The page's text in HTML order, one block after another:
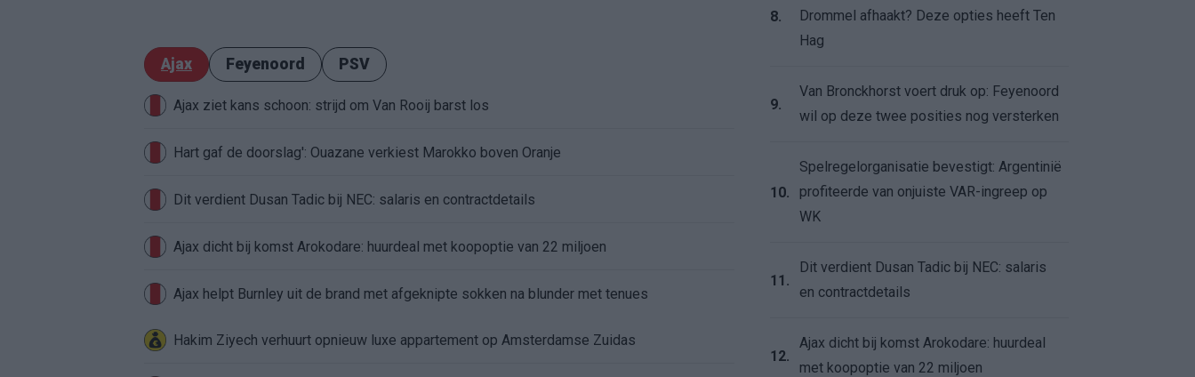
Ajax Feyenoord PSV
Ajax ziet kans schoon: strijd om Van Rooij barst los
Hart gaf de doorslag': Ouazane verkiest Marokko boven Oranje
Dit verdient Dusan Tadic bij NEC: salaris en contractdetails
Ajax dicht bij komst Arokodare: huurdeal met koopoptie van 22 miljoen
Ajax helpt Burnley uit de brand met afgeknipte sokken na blunder met tenues
Hakim Ziyech verhuurt opnieuw luxe appartement op Amsterdamse Zuidas
8.
Drommel afhaakt? Deze opties heeft Ten
Hag
9.
Van Bronckhorst voert druk op: Feyenoord
wil op deze twee posities nog versterken
10.
Spelregelorganisatie bevestigt: Argentinië
profiteerde van onjuiste VAR-ingreep op
WK
11.
Dit verdient Dusan Tadic bij NEC: salaris
en contractdetails
12.
Ajax dicht bij komst Arokodare: huurdeal
met koopoptie van 22 miljoen